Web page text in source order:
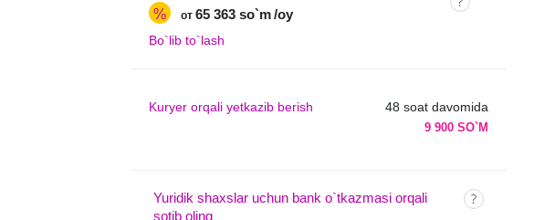
% от 65 363 so`m /oy
Bo`lib to`lash
Kuryer orqali yetkazib berish 48 soat davomida
9 900 SO`M
Yuridik shaxslar uchun bank o`tkazmasi orqali
sotib oling